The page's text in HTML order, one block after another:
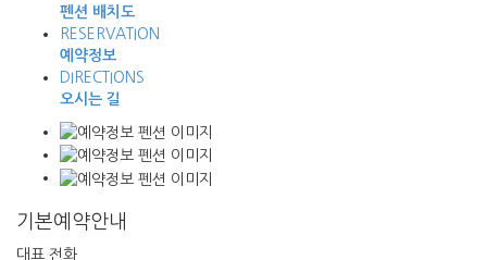
펜션 배치도
RESERVATION
예약정보
DIRECTIONS
오시는 길
기본예약안내
대표 전화